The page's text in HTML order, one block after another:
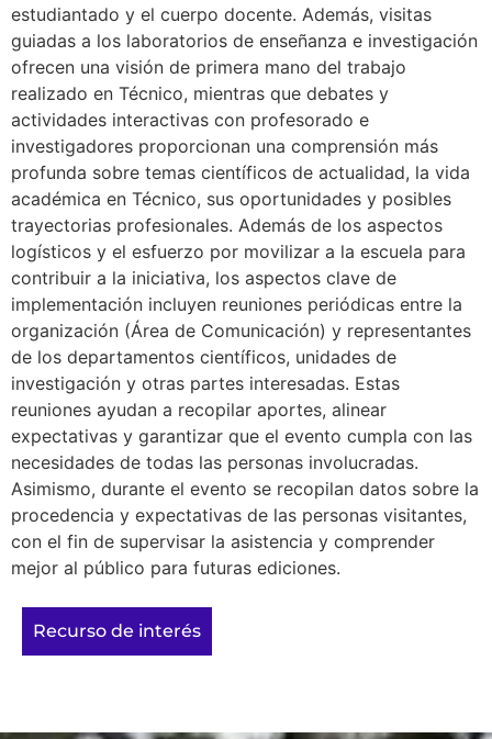
estudiantado y el cuerpo docente. Además, visitas
guiadas a los laboratorios de enseñanza e investigación
ofrecen una visión de primera mano del trabajo
realizado en Técnico, mientras que debates y
actividades interactivas con profesorado e
investigadores proporcionan una comprensión más
profunda sobre temas científicos de actualidad, la vida
académica en Técnico, sus oportunidades y posibles
trayectorias profesionales. Además de los aspectos
logísticos y el esfuerzo por movilizar a la escuela para
contribuir a la iniciativa, los aspectos clave de
implementación incluyen reuniones periódicas entre la
organización (Área de Comunicación) y representantes
de los departamentos científicos, unidades de
investigación y otras partes interesadas. Estas
reuniones ayudan a recopilar aportes, alinear
expectativas y garantizar que el evento cumpla con las
necesidades de todas las personas involucradas.
Asimismo, durante el evento se recopilan datos sobre la
procedencia y expectativas de las personas visitantes,
con el fin de supervisar la asistencia y comprender
mejor al público para futuras ediciones.
Recurso de interés